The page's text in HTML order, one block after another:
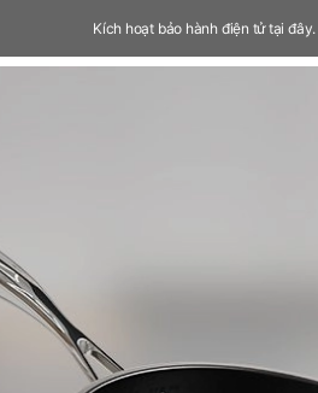
Kích hoạt bảo hành điện tử tại đây.